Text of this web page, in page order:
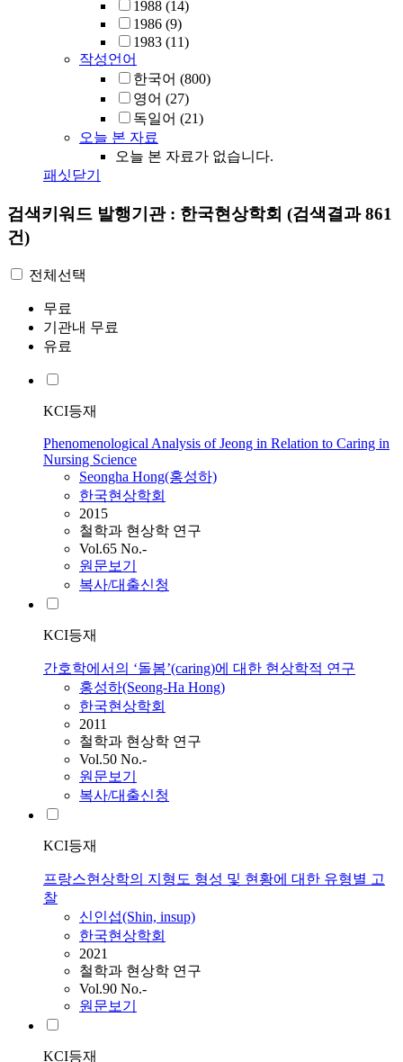
1988 (14)
1986 (9)
1983 (11)
작성언어
한국어 (800)
영어 (27)
독일어 (21)
오늘 본 자료
오늘 본 자료가 없습니다.
패싯닫기
검색키워드 발행기관 : 한국현상학회 (검색결과 861
건)
전체선택
무료
기관내 무료
유료
KCI등재
Phenomenological Analysis of Jeong in Relation to Caring in
Nursing Science
Seongha Hong(홍성하)
한국현상학회
2015
철학과 현상학 연구
Vol.65 No.-
원문보기
복사/대출신청
KCI등재
간호학에서의 ‘돌봄’(caring)에 대한 현상학적 연구
홍성하(Seong-Ha Hong)
한국현상학회
2011
철학과 현상학 연구
Vol.50 No.-
원문보기
복사/대출신청
KCI등재
프랑스현상학의 지형도 형성 및 현황에 대한 유형별 고
찰
신인섭(Shin, insup)
한국현상학회
2021
철학과 현상학 연구
Vol.90 No.-
원문보기
KCI등재